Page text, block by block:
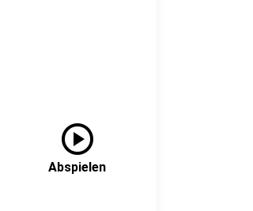
play_circle
Abspielen